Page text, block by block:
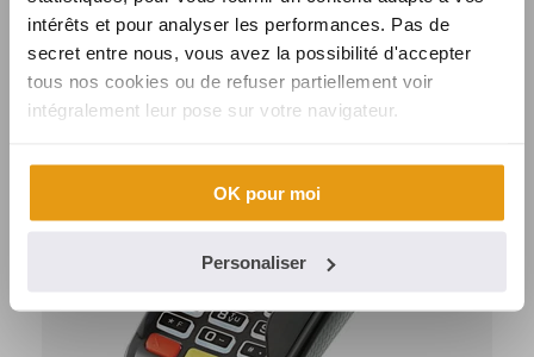
intérêts et pour analyser les performances. Pas de
secret entre nous, vous avez la possibilité d'accepter
tous nos cookies ou de refuser partiellement voir
intégralement leur pose sur votre navigateur.
OK pour moi
Personaliser
Les modèles de clavier pour terminal de paiement
proposés par SYNALCOM.